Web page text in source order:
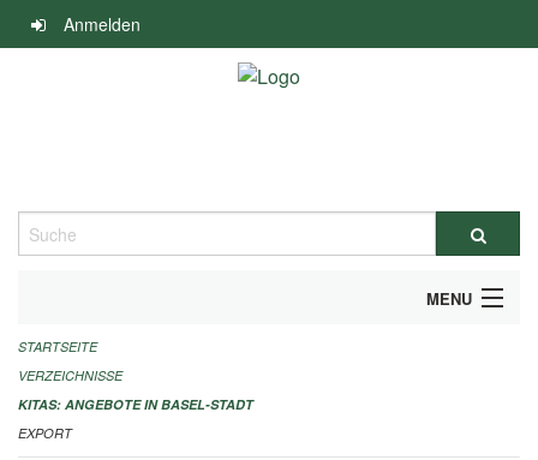
Navigation
überspringen
Anmelden
Suche
MENU
ALLGEMEINE INFORMATIONEN
IMPRESSUM
STARTSEITE
VERZEICHNISSE
KITAS: ANGEBOTE IN BASEL-STADT
EXPORT